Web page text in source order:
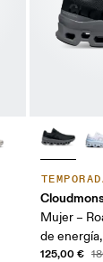
Mujer –
de
125,00 €